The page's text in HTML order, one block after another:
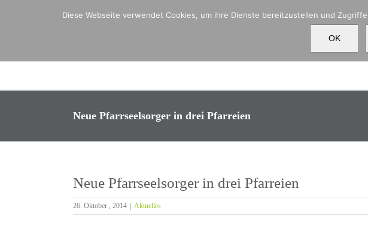
Neue Pfarrseelsorger in drei Pfarreien
Neue Pfarrseelsorger in drei Pfarreien
26. Oktober , 2014 Aktuelles
Diese Webseite verwendet Cookies, um ihre Dienste bereitzustellen und
OK